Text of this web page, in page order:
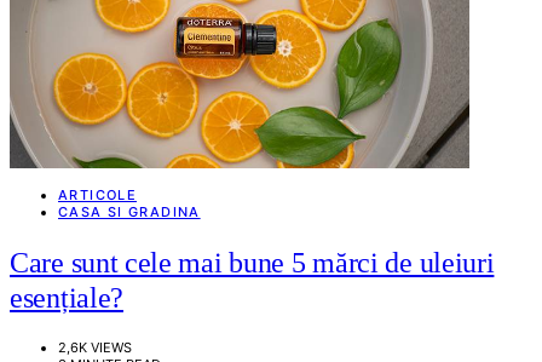
ARTICOLE
CASA SI GRADINA
Care sunt cele mai bune 5 mărci de uleiuri
esențiale?
2,6K VIEWS